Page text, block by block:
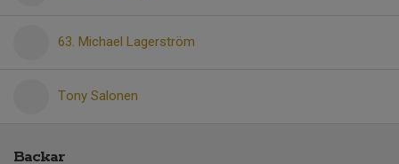
63. Michael Lagerström
Tony Salonen
Backar